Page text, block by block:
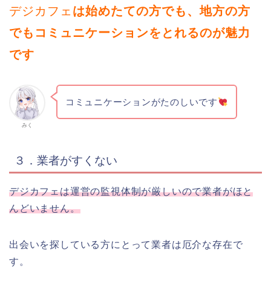
デジカフェ は始めたての方でも、地方の方
でもコミュニケーションをとれるのが魅力
です
みく
コミュニケーションがたのしいです
３．業者がすくない
デジカフェは運営の監視体制が厳しいので業者がほと
んどいません。
出会いを探している方にとって業者は厄介な存在で
す。